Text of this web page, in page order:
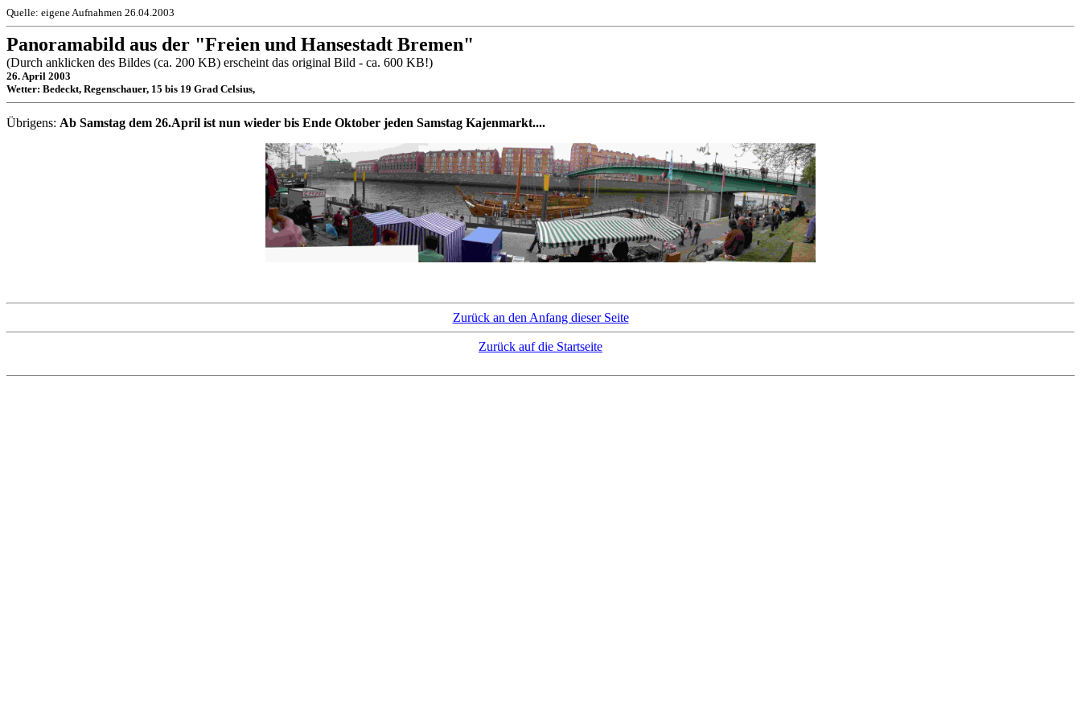
Quelle: eigene Aufnahmen 26.04.2003
Panoramabild aus der "Freien und Hansestadt Bremen"
(Durch anklicken des Bildes (ca. 200 KB) erscheint das original Bild - ca. 600 KB!)
26. April 2003
Wetter: Bedeckt, Regenschauer, 15 bis 19 Grad Celsius,
Übrigens: Ab Samstag dem 26.April ist nun wieder bis Ende Oktober jeden Samstag Kajenmarkt....
Zurück an den Anfang dieser Seite
Zurück auf die Startseite